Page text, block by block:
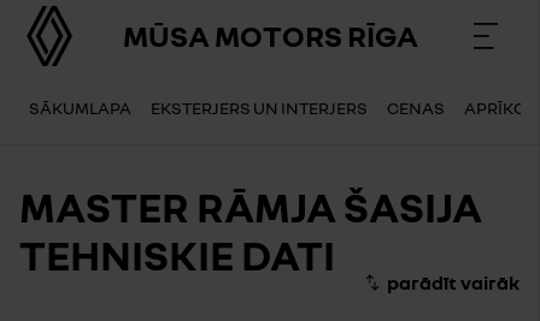
MŪSA MOTORS RĪGA
SĀKUMLAPA EKSTERJERS UN INTERJERS CENAS
MASTER RĀMJA ŠASIJA
TEHNISKIE DATI